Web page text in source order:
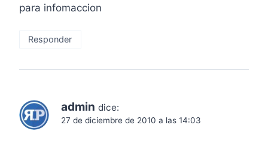
para infomaccion
Responder
admin dice:
27 de diciembre de 2010 a las 14:03